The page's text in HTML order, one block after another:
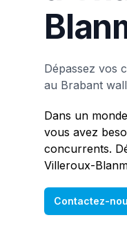
Dépassez vos
au Brabant
Dans un
vous avez
concurrents.
Villeroux-
Contactez-